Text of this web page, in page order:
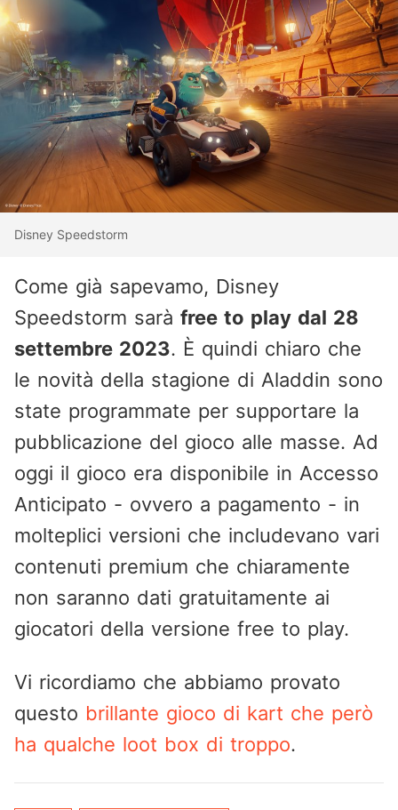
Disney Speedstorm
Come già sapevamo, Disney
Speedstorm sarà free to play dal 28
settembre 2023. È quindi chiaro che
le novità della stagione di Aladdin sono
state programmate per supportare la
pubblicazione del gioco alle masse. Ad
oggi il gioco era disponibile in Accesso
Anticipato - ovvero a pagamento - in
molteplici versioni che includevano vari
contenuti premium che chiaramente
non saranno dati gratuitamente ai
giocatori della versione free to play.
Vi ricordiamo che abbiamo provato
questo brillante gioco di kart che però
ha qualche loot box di troppo.